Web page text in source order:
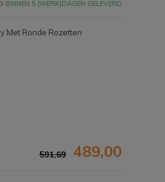
BINNEN 5 (WERK)DAGEN GELEVERD
Met Ronde Rozetten
591,69 489,00